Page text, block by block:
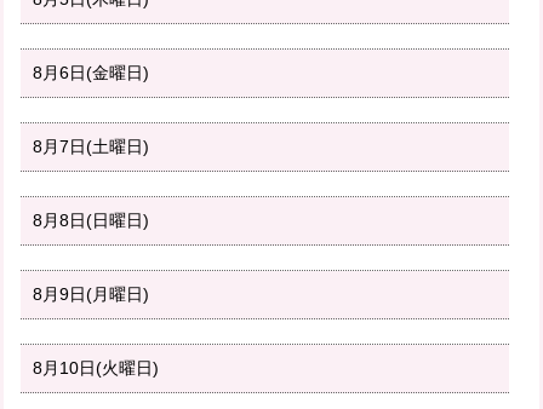
8月6日(金曜日)
8月7日(土曜日)
8月8日(日曜日)
8月9日(月曜日)
8月10日(火曜日)